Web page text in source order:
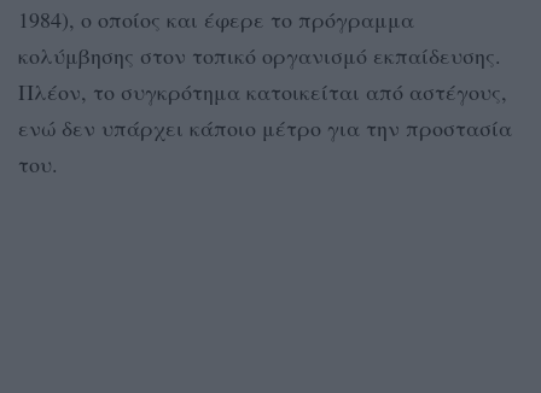
1984), ο οποίος και έφερε το πρόγραμμα
κολύμβησης στον τοπικό οργανισμό εκπαίδευσης.
Πλέον, το συγκρότημα κατοικείται από αστέγους,
ενώ δεν υπάρχει κάποιο μέτρο για την προστασία
του.